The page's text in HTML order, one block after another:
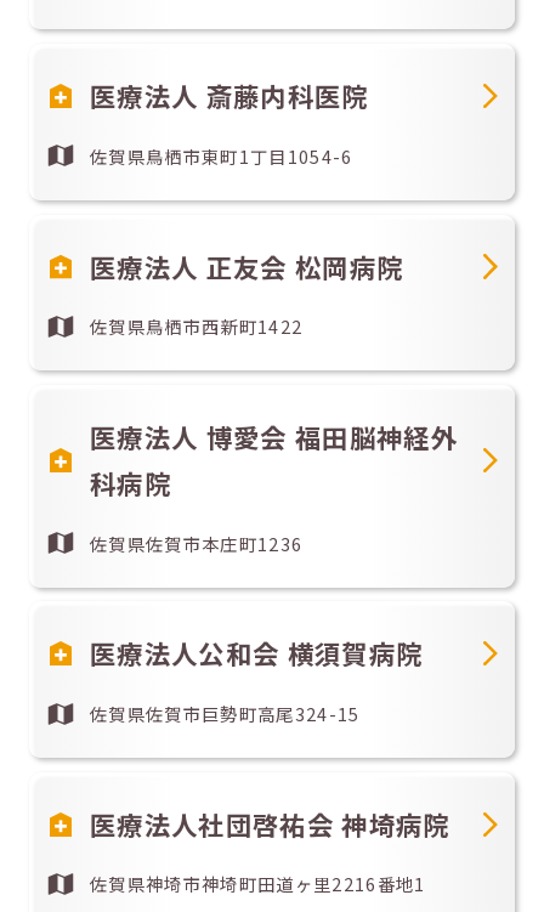
医療法人 斎藤内科医院
佐賀県鳥栖市東町1丁目1054-6
医療法人 正友会 松岡病院
佐賀県鳥栖市西新町1422
医療法人 博愛会 福田脳神経外
科病院
佐賀県佐賀市本庄町1236
医療法人公和会 横須賀病院
佐賀県佐賀市巨勢町高尾324-15
医療法人社団啓祐会 神埼病院
佐賀県神埼市神埼町田道ヶ里2216番地1